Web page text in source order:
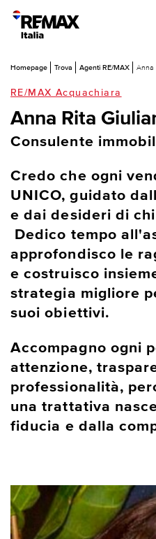
Homepage Trova Agenti RE/MAX Anna
RE/MAX Acquachiara
Anna Rita
Consulente
Credo che ogni
UNICO, guidato
e dai desideri di
Dedico tempo
approfondisco le
e costruisco
strategia migliore
suoi obiettivi.
Accompagno ogni
attenzione,
professionalità,
una trattativa
fiducia e dalla